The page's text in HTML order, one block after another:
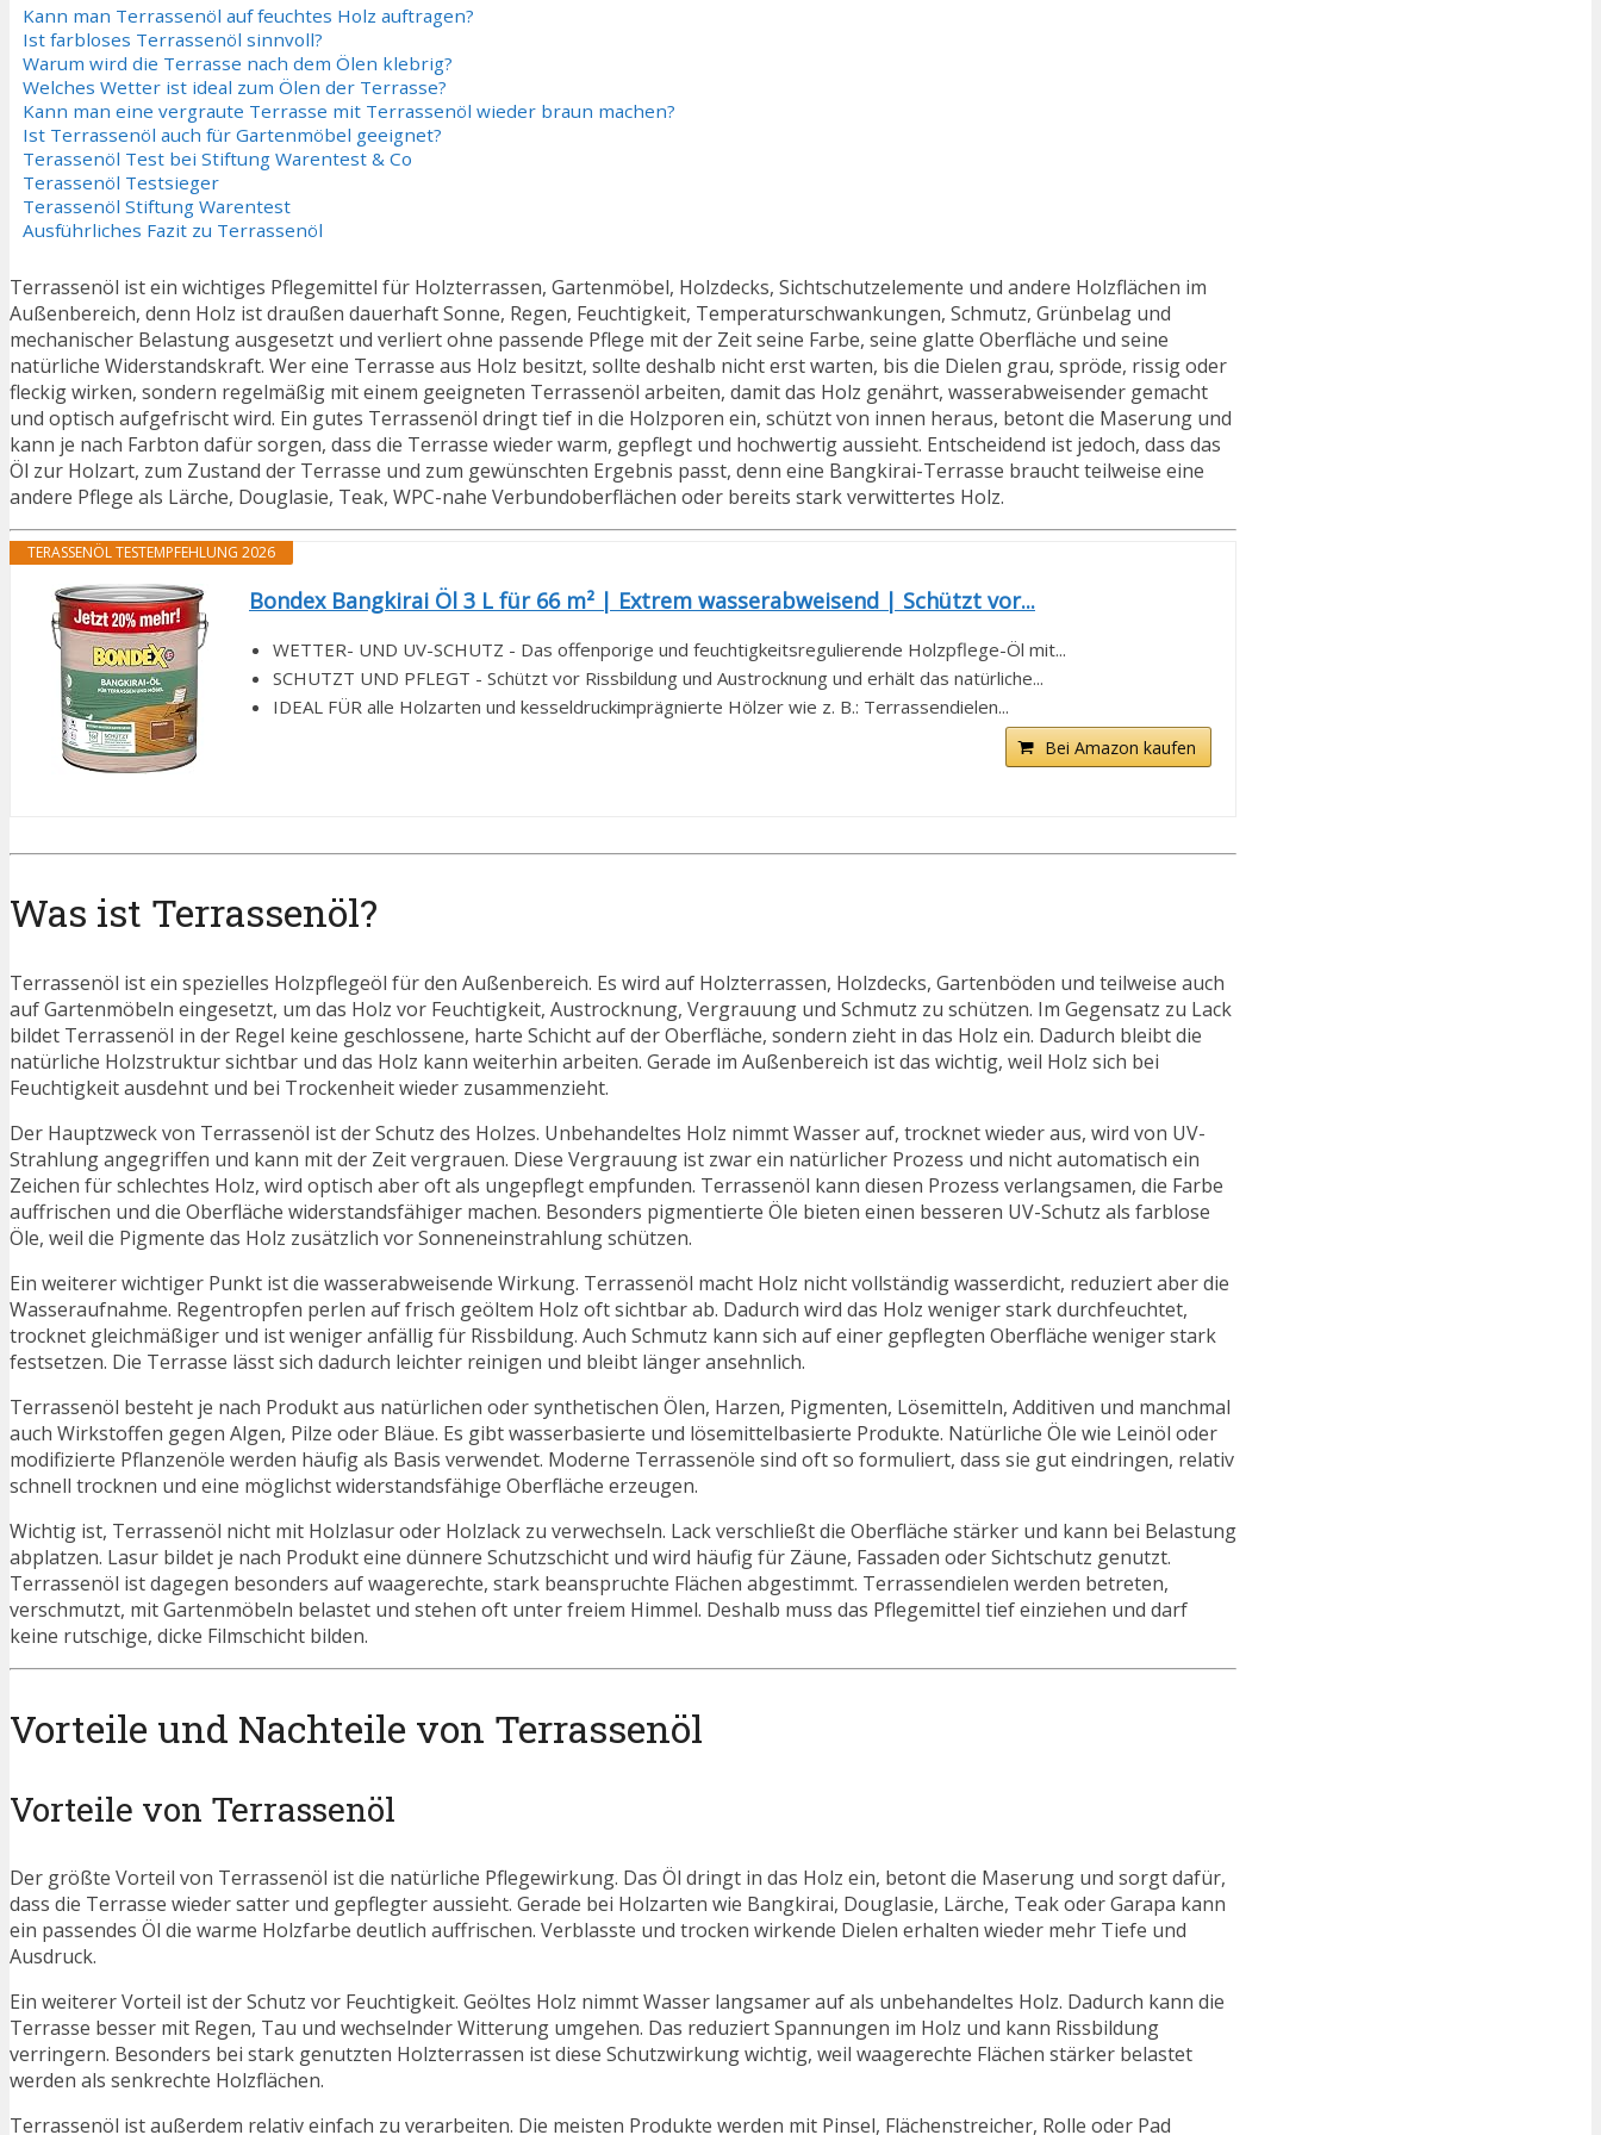
Kann man Terrassenöl auf feuchtes Holz auftragen?
Ist farbloses Terrassenöl sinnvoll?
Warum wird die Terrasse nach dem Ölen klebrig?
Welches Wetter ist ideal zum Ölen der Terrasse?
Kann man eine vergraute Terrasse mit Terrassenöl wieder braun machen?
Ist Terrassenöl auch für Gartenmöbel geeignet?
Terassenöl Test bei Stiftung Warentest & Co
Terassenöl Testsieger
Terassenöl Stiftung Warentest
Ausführliches Fazit zu Terrassenöl
Terrassenöl ist ein wichtiges Pflegemittel für Holzterrassen, Gartenmöbel, Holzdecks, Sichtschutzelemente und andere Holzflächen im
Außenbereich, denn Holz ist draußen dauerhaft Sonne, Regen, Feuchtigkeit, Temperaturschwankungen, Schmutz, Grünbelag und
mechanischer Belastung ausgesetzt und verliert ohne passende Pflege mit der Zeit seine Farbe, seine glatte Oberfläche und seine
natürliche Widerstandskraft. Wer eine Terrasse aus Holz besitzt, sollte deshalb nicht erst warten, bis die Dielen grau, spröde, rissig oder
fleckig wirken, sondern regelmäßig mit einem geeigneten Terrassenöl arbeiten, damit das Holz genährt, wasserabweisender gemacht
und optisch aufgefrischt wird. Ein gutes Terrassenöl dringt tief in die Holzporen ein, schützt von innen heraus, betont die Maserung und
kann je nach Farbton dafür sorgen, dass die Terrasse wieder warm, gepflegt und hochwertig aussieht. Entscheidend ist jedoch, dass das
Öl zur Holzart, zum Zustand der Terrasse und zum gewünschten Ergebnis passt, denn eine Bangkirai-Terrasse braucht teilweise eine
andere Pflege als Lärche, Douglasie, Teak, WPC-nahe Verbundoberflächen oder bereits stark verwittertes Holz.
TERASSENÖL TESTEMPFEHLUNG 2026
Bondex Bangkirai Öl 3 L für 66 m² | Extrem wasserabweisend | Schützt vor...
WETTER- UND UV-SCHUTZ - Das offenporige und feuchtigkeitsregulierende Holzpflege-Öl mit...
SCHUTZT UND PFLEGT - Schützt vor Rissbildung und Austrocknung und erhält das natürliche...
IDEAL FÜR alle Holzarten und kesseldruckimprägnierte Hölzer wie z. B.: Terrassendielen...
Bei Amazon kaufen
Was ist Terrassenöl?
Terrassenöl ist ein spezielles Holzpflegeöl für den Außenbereich. Es wird auf Holzterrassen, Holzdecks, Gartenböden und teilweise auch
auf Gartenmöbeln eingesetzt, um das Holz vor Feuchtigkeit, Austrocknung, Vergrauung und Schmutz zu schützen. Im Gegensatz zu Lack
bildet Terrassenöl in der Regel keine geschlossene, harte Schicht auf der Oberfläche, sondern zieht in das Holz ein. Dadurch bleibt die
natürliche Holzstruktur sichtbar und das Holz kann weiterhin arbeiten. Gerade im Außenbereich ist das wichtig, weil Holz sich bei
Feuchtigkeit ausdehnt und bei Trockenheit wieder zusammenzieht.
Der Hauptzweck von Terrassenöl ist der Schutz des Holzes. Unbehandeltes Holz nimmt Wasser auf, trocknet wieder aus, wird von UV-
Strahlung angegriffen und kann mit der Zeit vergrauen. Diese Vergrauung ist zwar ein natürlicher Prozess und nicht automatisch ein
Zeichen für schlechtes Holz, wird optisch aber oft als ungepflegt empfunden. Terrassenöl kann diesen Prozess verlangsamen, die Farbe
auffrischen und die Oberfläche widerstandsfähiger machen. Besonders pigmentierte Öle bieten einen besseren UV-Schutz als farblose
Öle, weil die Pigmente das Holz zusätzlich vor Sonneneinstrahlung schützen.
Ein weiterer wichtiger Punkt ist die wasserabweisende Wirkung. Terrassenöl macht Holz nicht vollständig wasserdicht, reduziert aber die
Wasseraufnahme. Regentropfen perlen auf frisch geöltem Holz oft sichtbar ab. Dadurch wird das Holz weniger stark durchfeuchtet,
trocknet gleichmäßiger und ist weniger anfällig für Rissbildung. Auch Schmutz kann sich auf einer gepflegten Oberfläche weniger stark
festsetzen. Die Terrasse lässt sich dadurch leichter reinigen und bleibt länger ansehnlich.
Terrassenöl besteht je nach Produkt aus natürlichen oder synthetischen Ölen, Harzen, Pigmenten, Lösemitteln, Additiven und manchmal
auch Wirkstoffen gegen Algen, Pilze oder Bläue. Es gibt wasserbasierte und lösemittelbasierte Produkte. Natürliche Öle wie Leinöl oder
modifizierte Pflanzenöle werden häufig als Basis verwendet. Moderne Terrassenöle sind oft so formuliert, dass sie gut eindringen, relativ
schnell trocknen und eine möglichst widerstandsfähige Oberfläche erzeugen.
Wichtig ist, Terrassenöl nicht mit Holzlasur oder Holzlack zu verwechseln. Lack verschließt die Oberfläche stärker und kann bei Belastung
abplatzen. Lasur bildet je nach Produkt eine dünnere Schutzschicht und wird häufig für Zäune, Fassaden oder Sichtschutz genutzt.
Terrassenöl ist dagegen besonders auf waagerechte, stark beanspruchte Flächen abgestimmt. Terrassendielen werden betreten,
verschmutzt, mit Gartenmöbeln belastet und stehen oft unter freiem Himmel. Deshalb muss das Pflegemittel tief einziehen und darf
keine rutschige, dicke Filmschicht bilden.
Vorteile und Nachteile von Terrassenöl
Vorteile von Terrassenöl
Der größte Vorteil von Terrassenöl ist die natürliche Pflegewirkung. Das Öl dringt in das Holz ein, betont die Maserung und sorgt dafür,
dass die Terrasse wieder satter und gepflegter aussieht. Gerade bei Holzarten wie Bangkirai, Douglasie, Lärche, Teak oder Garapa kann
ein passendes Öl die warme Holzfarbe deutlich auffrischen. Verblasste und trocken wirkende Dielen erhalten wieder mehr Tiefe und
Ausdruck.
Ein weiterer Vorteil ist der Schutz vor Feuchtigkeit. Geöltes Holz nimmt Wasser langsamer auf als unbehandeltes Holz. Dadurch kann die
Terrasse besser mit Regen, Tau und wechselnder Witterung umgehen. Das reduziert Spannungen im Holz und kann Rissbildung
verringern. Besonders bei stark genutzten Holzterrassen ist diese Schutzwirkung wichtig, weil waagerechte Flächen stärker belastet
werden als senkrechte Holzflächen.
Terrassenöl ist außerdem relativ einfach zu verarbeiten. Die meisten Produkte werden mit Pinsel, Flächenstreicher, Rolle oder Pad